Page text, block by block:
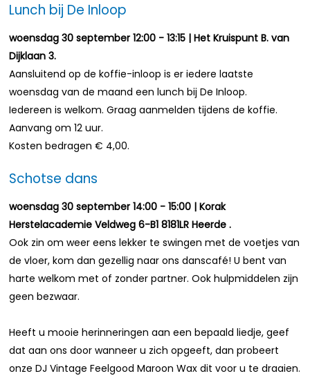
Lunch bij De Inloop
woensdag 30 september 12:00 - 13:15 | Het Kruispunt B. van
Dijklaan 3.
Aansluitend op de koffie-inloop is er iedere laatste
woensdag van de maand een lunch bij De Inloop.
Iedereen is welkom. Graag aanmelden tijdens de koffie.
Aanvang om 12 uur.
Kosten bedragen € 4,00.
Schotse dans
woensdag 30 september 14:00 - 15:00 | Korak
Herstelacademie Veldweg 6-B1 8181LR Heerde .
Ook zin om weer eens lekker te swingen met de voetjes van
de vloer, kom dan gezellig naar ons danscafé! U bent van
harte welkom met of zonder partner. Ook hulpmiddelen zijn
geen bezwaar.
Heeft u mooie herinneringen aan een bepaald liedje, geef
dat aan ons door wanneer u zich opgeeft, dan probeert
onze DJ Vintage Feelgood Maroon Wax dit voor u te draaien.